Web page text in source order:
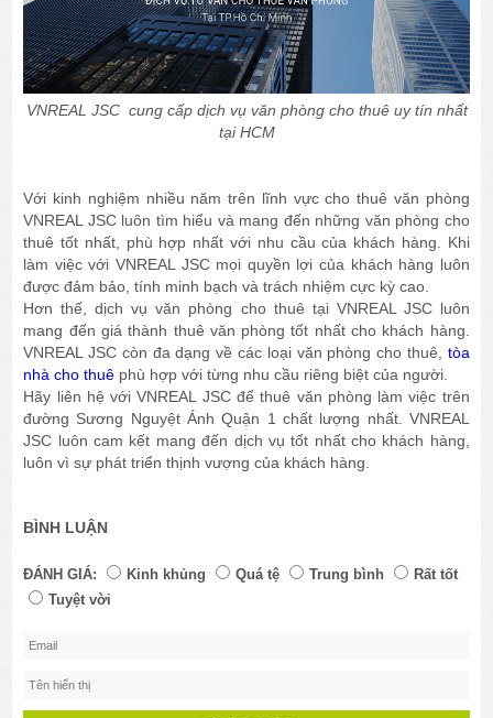
VNREAL JSC cung cấp dịch vụ văn phòng cho thuê uy tín nhất
tại HCM
Với kinh nghiệm nhiều năm trên lĩnh vực cho thuê văn phòng
VNREAL JSC luôn tìm hiểu và mang đến những văn phòng cho
thuê tốt nhất, phù hợp nhất với nhu cầu của khách hàng. Khi
làm việc với VNREAL JSC mọi quyền lợi của khách hàng luôn
được đảm bảo, tính minh bạch và trách nhiệm cực kỳ cao.
Hơn thế, dịch vụ văn phòng cho thuê tại VNREAL JSC luôn
mang đến giá thành thuê văn phòng tốt nhất cho khách hàng.
VNREAL JSC còn đa dạng về các loại văn phòng cho thuê, tòa
nhà cho thuê phù hợp với từng nhu cầu riêng biệt của người.
Hãy liên hệ với VNREAL JSC để thuê văn phòng làm việc trên
đường Sương Nguyệt Ánh Quận 1 chất lượng nhất. VNREAL
JSC luôn cam kết mang đến dịch vụ tốt nhất cho khách hàng,
luôn vì sự phát triển thịnh vượng của khách hàng.
BÌNH LUẬN
ĐÁNH GIÁ: Kinh khủng Quá tệ Trung bình
Rất tốt
Tuyệt vời